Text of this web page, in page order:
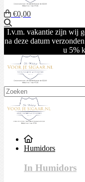
€0,00
I.v.m. vakantie zijn wij
na deze datum
u 5%
Humidors
In Humidors